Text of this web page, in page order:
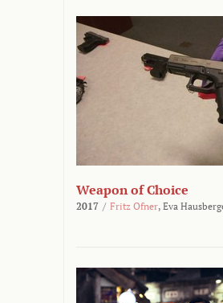
Weapon of Choice
2017 / Fritz Ofner, Eva